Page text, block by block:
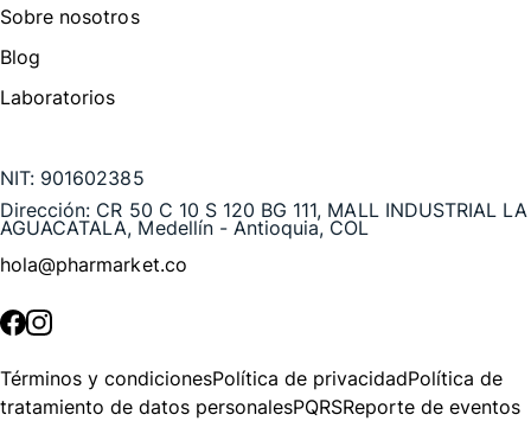
Sobre nosotros
Blog
Laboratorios
NIT: 901602385
Dirección: CR 50 C 10 S 120 BG 111, MALL INDUSTRIAL LA
AGUACATALA, Medellín - Antioquia, COL
hola@pharmarket.co
Términos y condicionesPolítica de privacidadPolítica de
tratamiento de datos personalesPQRSReporte de eventos